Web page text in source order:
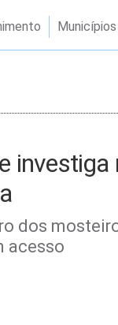
Municípios
investiga
dos
acesso